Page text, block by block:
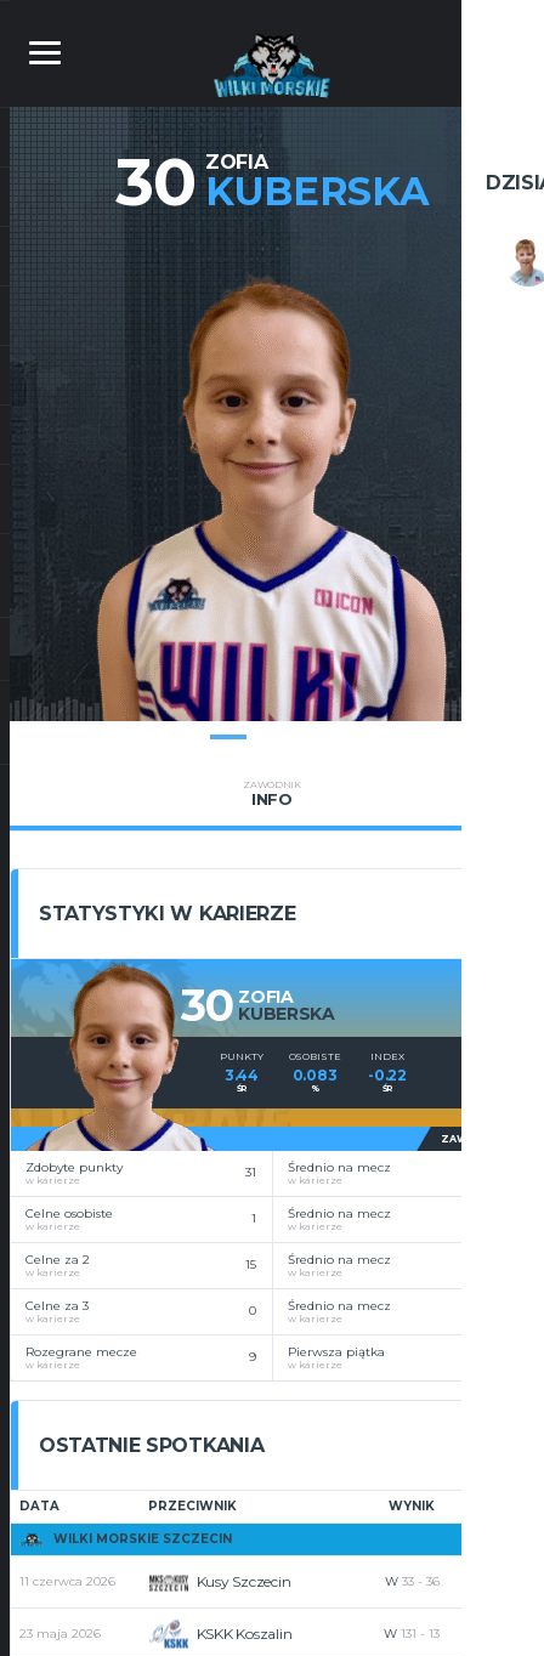
30 ZOFIA
KUBERSKA
ZAWODNIK
INFO
STATYSTYKI W KARIERZE
30 ZOFIA
KUBERSKA
PUNKTY
3.44
ŚR
OSOBISTE
0.083
%
INDEX
-0.22
ŚR
ZAWODNIK
Zdobyte punkty
w karierze 31 Średnio na mecz
w karierze
Celne osobiste
w karierze 1 Średnio na mecz
w karierze
Celne za 2
w karierze 15 Średnio na mecz
w karierze
Celne za 3
w karierze 0 Średnio na mecz
w karierze
Rozegrane mecze
w karierze 9 Pierwsza piątka
w karierze
OSTATNIE SPOTKANIA
DATA PRZECIWNIK WYNIK
WILKI MORSKIE SZCZECIN
11 czerwca 2026 Kusy Szczecin W 33- 36
23 maja 2026 KSKK Koszalin W 131 - 13